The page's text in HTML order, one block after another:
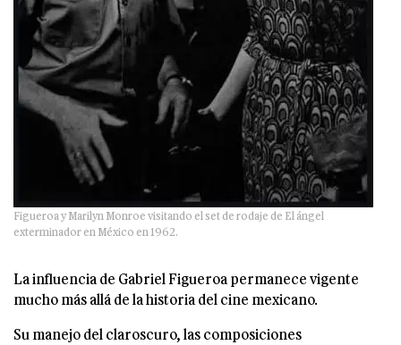
Figueroa y Marilyn Monroe visitando el set de rodaje de El ángel
exterminador en México en 1962.
La influencia de Gabriel Figueroa permanece vigente
mucho más allá de la historia del cine mexicano.
Su manejo del claroscuro, las composiciones